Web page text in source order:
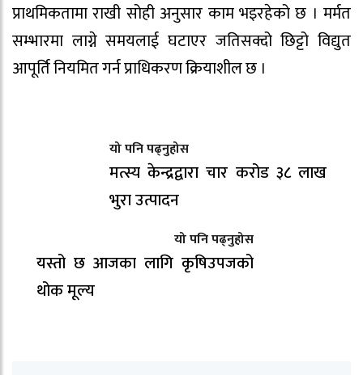
प्राथमिकतामा राखी सोही अनुसार काम भइरहेको छ । मर्मत
सम्भारमा लाग्ने समयलाई घटाएर जतिसक्दो छिट्टो विद्युत
आपूर्ति नियमित गर्न प्राधिकरण क्रियाशील छ ।
यो पनि पढ्नुहोस
मत्स्य केन्द्रद्वारा चार करोड ३८ लाख
भुरा उत्पादन
यो पनि पढ्नुहोस
यस्तो छ आजका लागि कृषिउपजको
थोक मूल्य